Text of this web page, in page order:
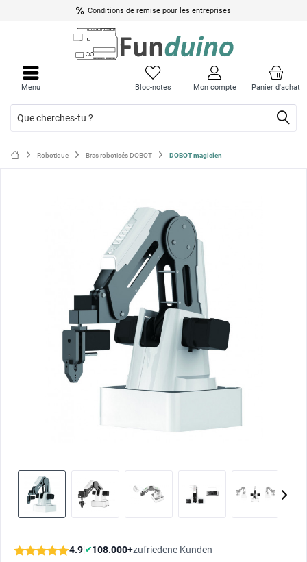
Conditions de remise pour les entreprises
Panier d'achat
Bloc-notes Mon compte
Menu
Robotique Bras robotisés DOBOT DOBOT magicien
4.9|✔108.000+zufriedene Kunden
le
menu
le
menu